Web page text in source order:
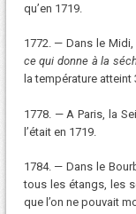
qu’en 1719.
1772. — Dans le
ce qui donne à la
la température
1778. — A Paris, la
l’était en 1719.
1784. — Dans le
tous les étangs, les
que l’on ne pouvait